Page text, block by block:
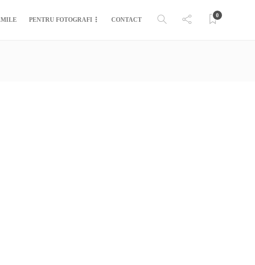
PENTRU FOTOGRAFI CONTACT
0